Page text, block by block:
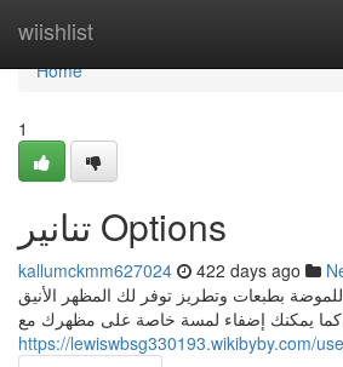
wiishlist
Home
Home
1
تنانير Options
kallumckmm627024 422 days ago
بطبعات وتطريز توفر لك المظهر الأنيق
كما يمكنك إضفاء لمسة خاصة على مظهرك مع
https://lewiswbsg330193.wikibyby.com/